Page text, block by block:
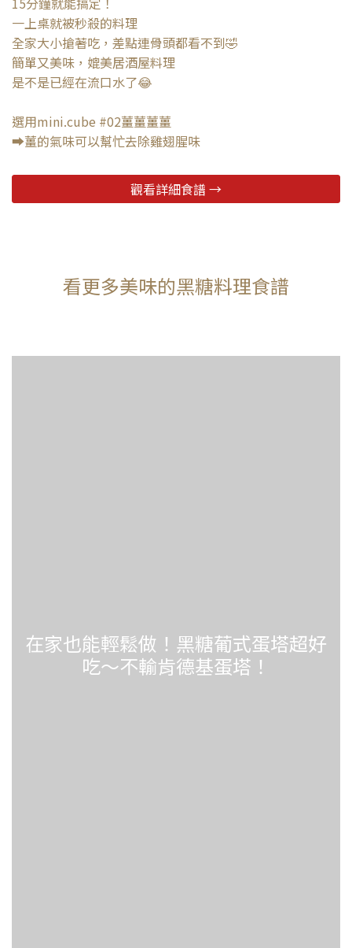
一上桌就被秒殺的料理
全家大小搶著吃，差點連骨頭都看不到🤣
簡單又美味，媲美居酒屋料理
是不是已經在流口水了😂
選用mini.cube #02薑薑薑薑
➡️薑的氣味可以幫忙去除雞翅腥味
觀看詳細食譜 →
看更多美味的黑糖料理食譜
在家也能輕鬆做！黑糖葡式蛋塔超好
吃～不輸肯德基蛋塔！